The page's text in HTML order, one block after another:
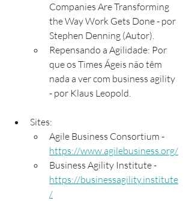
Companies Are Transforming
the Way Work Gets Done - por
Stephen Denning (Autor).
Repensando a Agilidade: Por
que os Times Ágeis não têm
nada a ver com business agility
- por Klaus Leopold.
Sites:
Agile Business Consortium -
https://www.agilebusiness.org/
Business Agility Institute -
https://businessagility.institute
/